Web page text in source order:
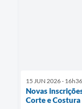
15 JUN 2026 - 16h36
Novas
Corte e Costura